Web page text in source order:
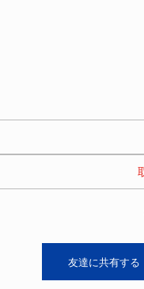
友達に共有する